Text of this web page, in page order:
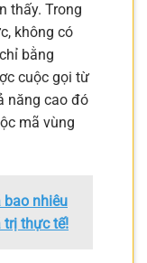
thấy. Trong
không có
bằng
cuộc gọi từ
năng cao đó
mã vùng
bao nhiêu
trị thực tế!